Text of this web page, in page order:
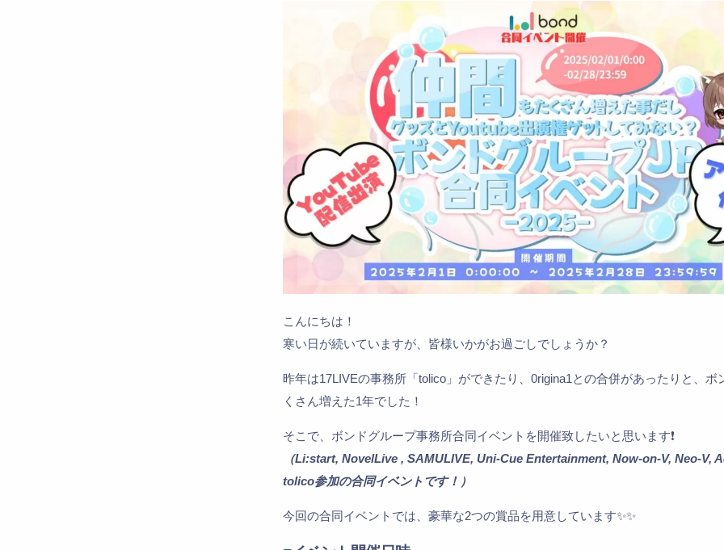
こんにちは！
寒い日が続いていますが、皆様いかがお過ごしでしょうか？
昨年は17LIVEの事務所「tolico」ができたり、0rigina1との合併があったりと、ボ
くさん増えた1年でした！
そこで、ボンドグループ事務所合同イベントを開催致したいと思います❗
（Li:start, NovelLive , SAMULIVE, Uni-Cue Entertainment, Now-on-V, Neo-V,
tolico参加の合同イベントです！）
今回の合同イベントでは、豪華な2つの賞品を用意しています✨️✨️